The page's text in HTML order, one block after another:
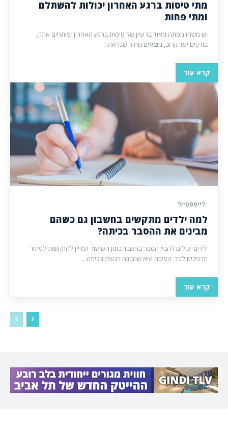
מתי טיסות ברגע האחרון יכולות להשתלם
ומתי פחות
יש משהו מפתה מאוד ברעיון של טיסות ברגע האחרון. פותחים אתר,
בודקים יעד קרוב, מוצאים מחיר שנראה...
קרא עוד
לייפסטייל
למה ילדים מתקשים בחשבון גם כשהם
מבינים את ההסבר בכיתה?
ילדים יכולים להבין הסבר בחשבון בזמן השיעור ועדיין להתקשות לפתור
תרגילים לבד. הסיבה היא שהבנה רגעית בכיתה...
קרא עוד